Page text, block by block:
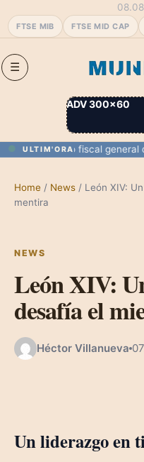
FTSE MIB FTSE MID CAP
ADV 300×60
ULTIM'ORA
como fiscal general de
Home / News / León XIV:
mentira
NEWS
León XIV:
desafía el
Héctor Villanueva
Un liderazgo en